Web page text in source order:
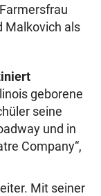
Malkovich als
geborene
seine
und in
Company“,
Mit seiner